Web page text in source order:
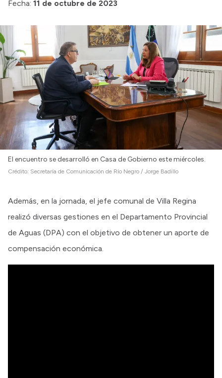
Fecha: 11 de octubre de 2023
El encuentro se desarrolló en Casa de Gobierno este miércoles.
Crédito: Secretaría de Comunicación de Río Negro / Jorge Badillo
Además, en la jornada, el jefe comunal de Villa Regina
realizó diversas gestiones en el Departamento Provincial
de Aguas (DPA) con el objetivo de obtener un aporte de
compensación económica.